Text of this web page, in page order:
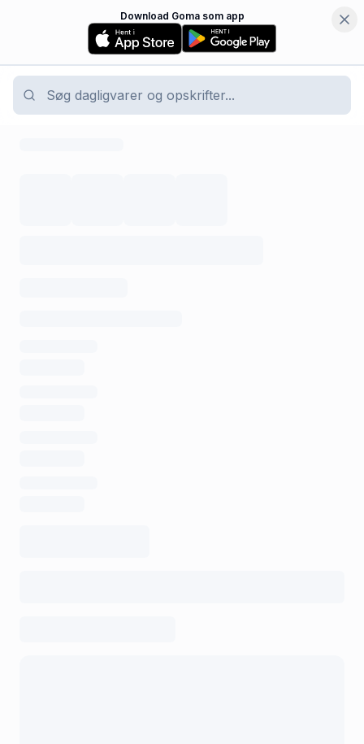
Download Goma som app